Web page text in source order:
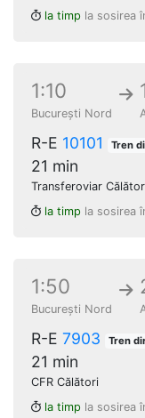
la timp la sosirea
1:10
București Nord
R-E 10101 Tren
21 min
Transferoviar
la timp la sosirea
1:50
București Nord
R-E 7903 Tren
21 min
CFR Călători
la timp la sosirea